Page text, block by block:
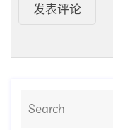
发表评论